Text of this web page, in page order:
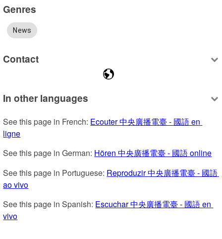
Genres
News
Contact
In other languages
See this page in French: Ecouter 中央廣播電臺 - 國語 en
ligne
See this page in German: Hören 中央廣播電臺 - 國語 online
See this page in Portuguese: Reproduzir 中央廣播電臺 - 國語
ao vivo
See this page in Spanish: Escuchar 中央廣播電臺 - 國語 en
vivo